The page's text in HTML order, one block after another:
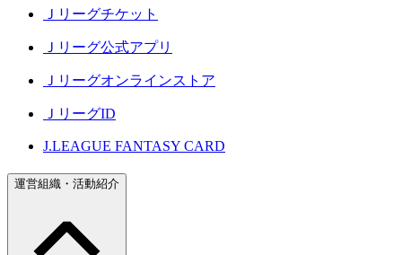
Ｊリーグチケット
Ｊリーグ公式アプリ
Ｊリーグオンラインストア
ＪリーグID
J.LEAGUE FANTASY CARD
運営組織・活動紹介